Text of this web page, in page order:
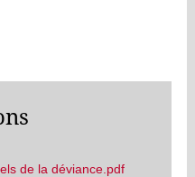
de la déviance.pdf